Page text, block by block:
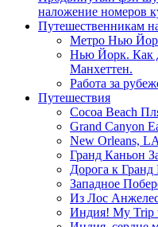
наложение номеров
Путешественникам
Метро Нью
Нью Йорк. Как
Манхеттен.
Работа за
Путешествия
Cocoa Beach
Grand Canyon
New Orleans,
Гранд Каньон
Дорога к Гранд
Западное
Из Лос
Индия! My Trip